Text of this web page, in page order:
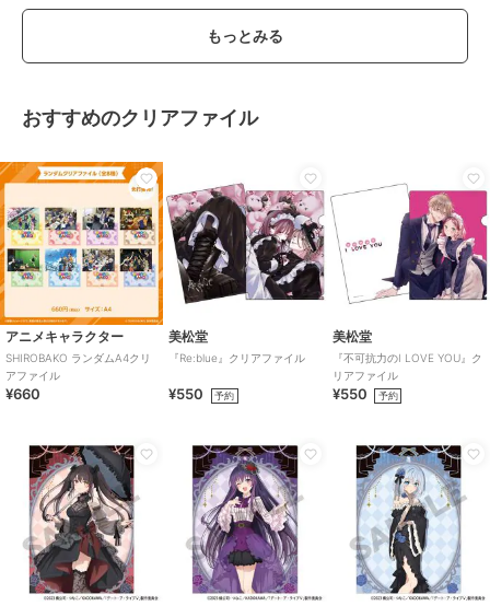
もっとみる
おすすめのクリアファイル
アニメキャラクター
SHIROBAKO ランダムA4クリ
アファイル
¥660
美松堂
『Re:blue』クリアファイル
¥550 予約
美松堂
『不可抗力のI LOVE YOU』ク
リアファイル
¥550 予約